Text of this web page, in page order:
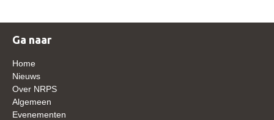
AANMELDEN HENGSTENKEURING ONDER HET
Ga naar
Home
Nieuws
Over NRPS
Algemeen
Evenementen